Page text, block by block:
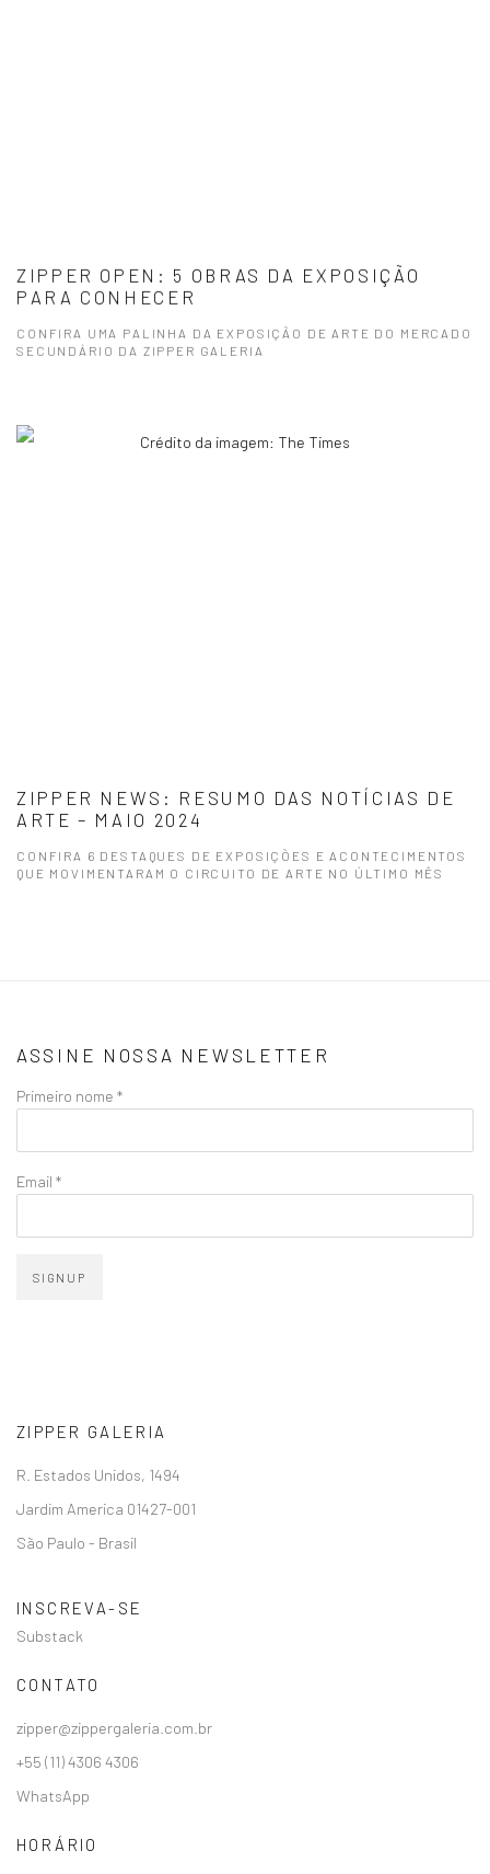
ZIPPER OPEN: 5 OBRAS DA EXPOSIÇÃO
PARA CONHECER
CONFIRA UMA PALINHA DA EXPOSIÇÃO DE ARTE DO MERCADO
SECUNDÁRIO DA ZIPPER GALERIA
Crédito da imagem: The Times
ZIPPER NEWS: RESUMO DAS NOTÍCIAS DE
ARTE – MAIO 2024
CONFIRA 6 DESTAQUES DE EXPOSIÇÕES E ACONTECIMENTOS
QUE MOVIMENTARAM O CIRCUITO DE ARTE NO ÚLTIMO MÊS
ASSINE NOSSA NEWSLETTER
Primeiro nome *
Email *
SIGNUP
ZIPPER GALERIA
R. Estados Unidos, 1494
Jardim America 01427-001
São Paulo - Brasil
INSCREVA-SE
Substack
CONTATO
zipper@zippergaleria.com.br
+55 (11) 4306 4306
WhatsApp
HORÁRIO